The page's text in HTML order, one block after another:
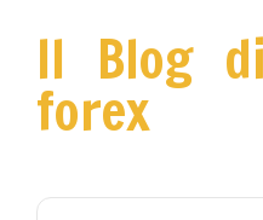
Il Blog
forex